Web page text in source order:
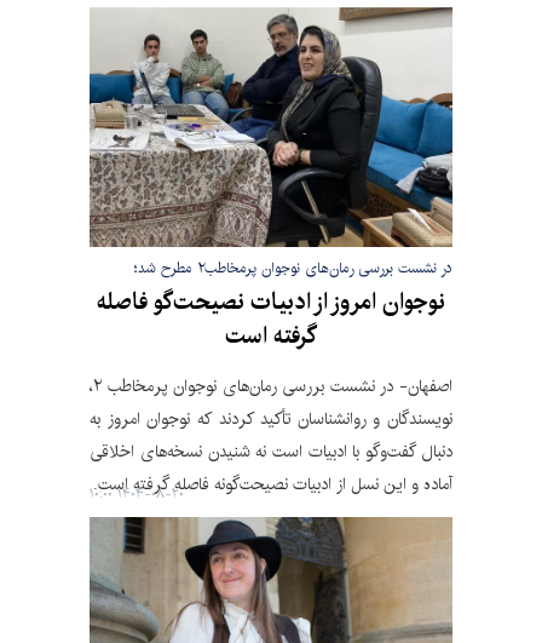
در نشست بررسی رمان‌های نوجوان پرمخاطب۲ مطرح شد؛
نوجوان امروز از ادبیات نصیحت‌گو فاصله
گرفته است
اصفهان- در نشست بررسی رمان‌های نوجوان پرمخاطب ۲،
نویسندگان و روانشناسان تأکید کردند که نوجوان امروز به
دنبال گفت‌وگو با ادبیات است نه شنیدن نسخه‌های اخلاقی
آماده و این نسل از ادبیات نصیحت‌گونه فاصله گرفته است.
۱۴۰۴-۰۸-۲۰ ۱۰:۰۰